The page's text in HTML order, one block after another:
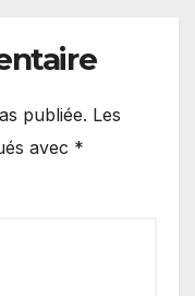
publiée. Les
avec *